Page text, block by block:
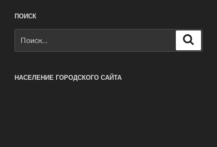
ПОИСК
НАСЕЛЕНИЕ ГОРОДСКОГО САЙТА